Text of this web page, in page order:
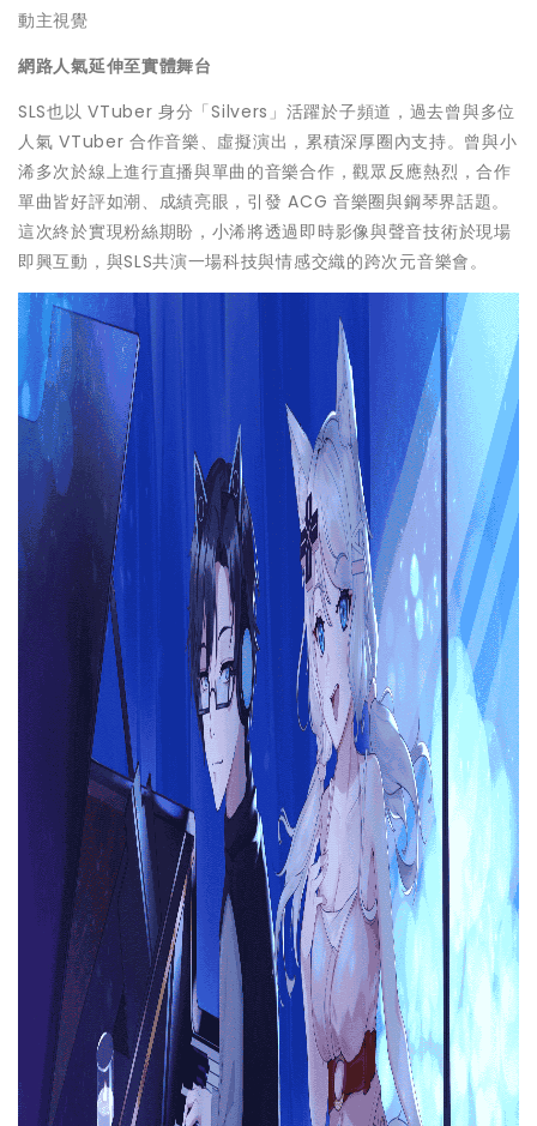
動主視覺
網路人氣延伸至實體舞台
SLS也以 VTuber 身分「Silvers」活躍於子頻道，過去曾與多位
人氣 VTuber 合作音樂、虛擬演出，累積深厚圈內支持。曾與小
浠多次於線上進行直播與單曲的音樂合作，觀眾反應熱烈，合作
單曲皆好評如潮、成績亮眼，引發 ACG 音樂圈與鋼琴界話題。
這次終於實現粉絲期盼，小浠將透過即時影像與聲音技術於現場
即興互動，與SLS共演一場科技與情感交織的跨次元音樂會。